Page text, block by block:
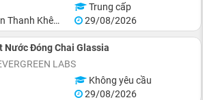
Trung cấp
Quận Liên Chiểu
29/08/2026
Nước Đóng Chai Glassia
LABS
Không yêu cầu
29/08/2026